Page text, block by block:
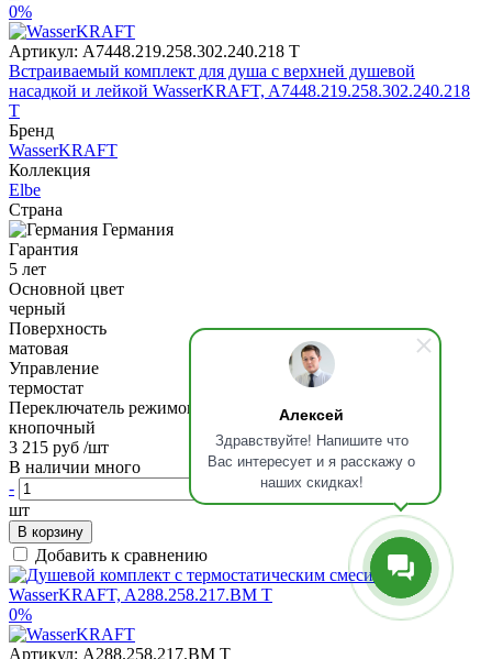
Алексей
Здравствуйте! Напишите что
Вас интересует и я расскажу о
наших скидках!
0%
Артикул: A7448.219.258.302.240.218 T
Встраиваемый комплект для душа с верхней душевой
насадкой и лейкой WasserKRAFT, A7448.219.258.302.240.218
T
Бренд
WasserKRAFT
Коллекция
Elbe
Страна
Германия
Гарантия
5 лет
Основной цвет
черный
Поверхность
матовая
Управление
термостат
Переключатель режимов
кнопочный
3 215 руб /шт
В наличии много
-
шт
В корзину
Добавить к сравнению
0%
Артикул: A288.258.217.BM T